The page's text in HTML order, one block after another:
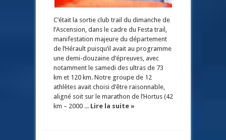
C’était la sortie club trail du dimanche de
l’Ascension, dans le cadre du Festa trail,
manifestation majeure du département
de l’Hérault puisqu’il avait au programme
une demi-douzaine d’épreuves, avec
notamment le samedi des ultras de 73
km et 120 km. Notre groupe de 12
athlètes avait choisi d’être raisonnable,
aligné soit sur le marathon de l’Hortus (42
km – 2000 ... Lire la suite »